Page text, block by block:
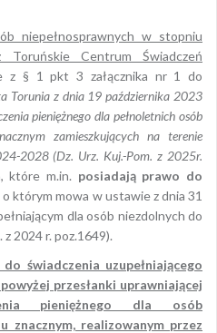
niepełnosprawnych w stopniu
Toruńskie Centrum Świadczeń
z § 1 pkt 3 załącznika nr 1 do
Torunia z dnia 19 października 2023
pieniężnego dla pełnoletnich osób
zamieszkujących na terenie
2028 (Dz. Urz. Kuj.-Pom. z 2025r.
które m.in. posiadają prawo do
o którym mowa w ustawie z dnia 31
dla osób niezdolnych do
2024 r. poz.1649).
świadczenia uzupełniającego
przesłanki uprawniającej
pieniężnego dla osób
znacznym, realizowanym przez